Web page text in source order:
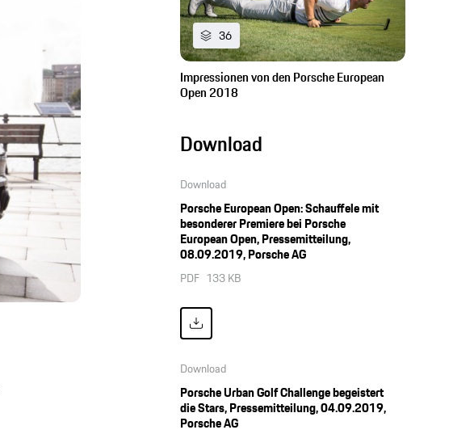
36
Impressionen von den Porsche European
Open 2018
Download
Download
Porsche European Open: Schauffele mit
besonderer Premiere bei Porsche
European Open, Pressemitteilung,
08.09.2019, Porsche AG
PDF 133 KB
Download
Porsche Urban Golf Challenge begeistert
die Stars, Pressemitteilung, 04.09.2019,
Porsche AG